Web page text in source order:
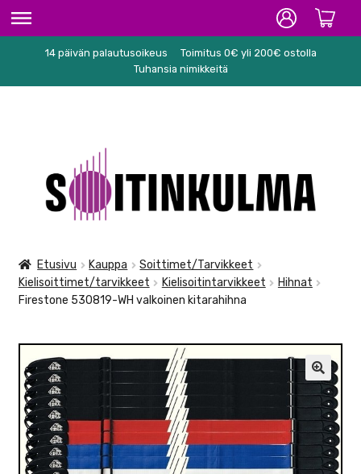
ETUSIVU
KARAOKE
NUOTIT
TARVIKKEET
VALO
KÄYTETYT
YRITYS
14 päivän palautusoikeus
Toimitus 0€ yli 200€ ostolla
Tuhansia nimikkeitä
navigointiin
sisältöön
Etusivu Kauppa
Soittimet/Tarvikkeet
Kielisoittimet/tarvikkeet
Kielisoitintarvikkeet
Hihnat
Firestone 530819-WH valkoinen kitarahihna
🔍